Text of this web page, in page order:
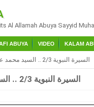
Al Allamah Abuya Sayyid
ABUYA VIDEO KALAM
السيرة النبوية 2/3 .. السيد محمد علوي المالكي
السيرة النبوية 2/3 .. السيد محمد علوي المالكي